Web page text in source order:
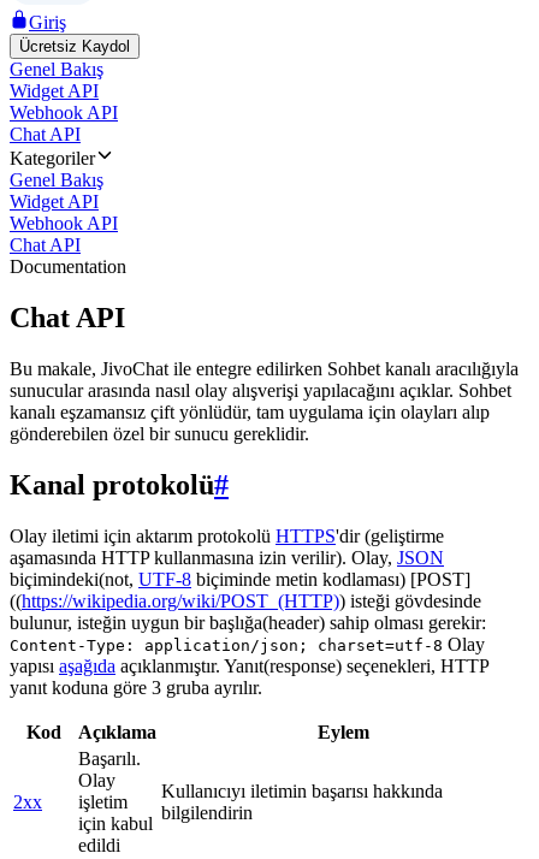
Giriş
Ücretsiz Kaydol
Genel Bakış
Widget API
Webhook API
Chat API
Kategoriler
Genel Bakış
Widget API
Webhook API
Chat API
Documentation
Chat API
Bu makale, JivoChat ile entegre edilirken Sohbet kanalı aracılığıyla
sunucular arasında nasıl olay alışverişi yapılacağını açıklar. Sohbet
kanalı eşzamansız çift yönlüdür, tam uygulama için olayları alıp
gönderebilen özel bir sunucu gereklidir.
Kanal protokolü#
Olay iletimi için aktarım protokolü HTTPS'dir (geliştirme
aşamasında HTTP kullanmasına izin verilir). Olay, JSON
biçimindeki(not, UTF-8 biçiminde metin kodlaması) [POST]
((https://wikipedia.org/wiki/POST_(HTTP)) isteği gövdesinde
bulunur, isteğin uygun bir başlığa(header) sahip olması gerekir:
Content-Type: application/json; charset=utf-8 Olay
yapısı aşağıda açıklanmıştır. Yanıt(response) seçenekleri, HTTP
yanıt koduna göre 3 gruba ayrılır.
Kod Açıklama Eylem
2xx
Başarılı.
Olay
işletim
için kabul
edildi
Kullanıcıyı iletimin başarısı hakkında
bilgilendirin